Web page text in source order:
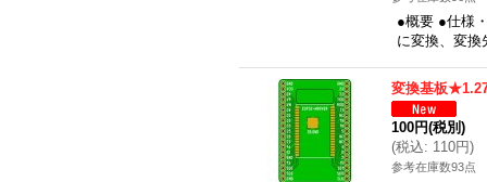
●概要 ●仕様
に変換、変
変換基板
100円(税別)
(税込: 110円)
参考在庫数93点